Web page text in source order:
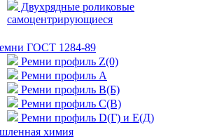
Двухрядные роликовые
самоцентрирующиеся
ГОСТ 1284-89
Ремни профиль Z(0)
Ремни профиль А
Ремни профиль В(Б)
Ремни профиль С(В)
Ремни профиль D(Г) и E(Д)
химия